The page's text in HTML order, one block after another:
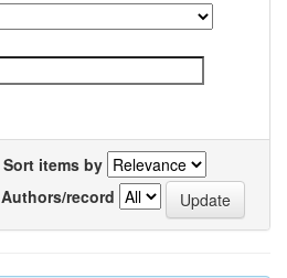
Sort items by
Authors/record